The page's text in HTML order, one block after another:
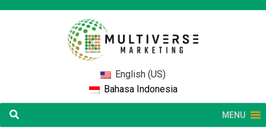
English (US)
Bahasa Indonesia
MENU